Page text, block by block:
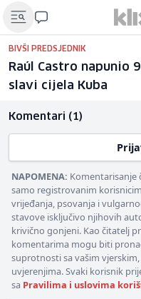
BIVŠI PREDSJEDNIK
Raúl Castro napunio
slavi cijela Kuba
Komentari (1)
NAPOMENA: Komentarisanje
samo registrovanim
vrijeđanja, psovanja i
stavove isključivo njihovih
krivično gonjeni. Kao čitatelj
komentarima mogu biti
suprotnosti sa vašim
uvjerenjima. Svaki korisnik
sa Pravilima i uslovima